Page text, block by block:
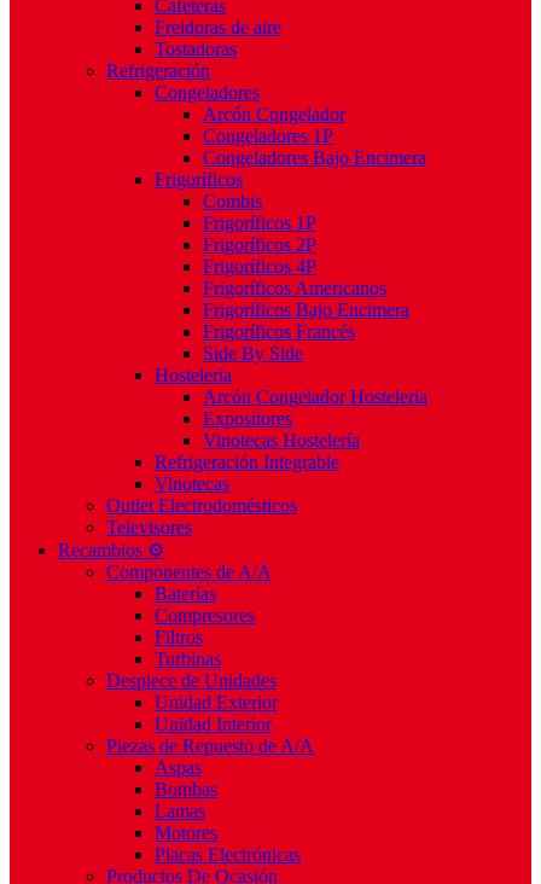
Cafeteras
Freidoras de aire
Tostadoras
Refrigeración
Congeladores
Arcón Congelador
Congeladores 1P
Congeladores Bajo Encimera
Frigoríficos
Combis
Frigoríficos 1P
Frigoríficos 2P
Frigoríficos 4P
Frigoríficos Americanos
Frigoríficos Bajo Encimera
Frigoríficos Francés
Side By Side
Hostelería
Arcón Congelador Hostelería
Expositores
Vinotecas Hostelería
Refrigeración Integrable
Vinotecas
Outlet Electrodomésticos
Televisores
Recambios ⚙️
Componentes de A/A
Baterías
Compresores
Filtros
Turbinas
Despiece de Unidades
Unidad Exterior
Unidad Interior
Piezas de Repuesto de A/A
Aspas
Bombas
Lamas
Motores
Placas Electrónicas
Productos De Ocasión